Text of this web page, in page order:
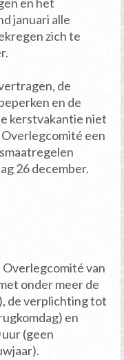
januari alle
zich te
de
en de
kerstvakantie niet
een
26 december.
van
onder meer de
de verplichting tot
en
(geen